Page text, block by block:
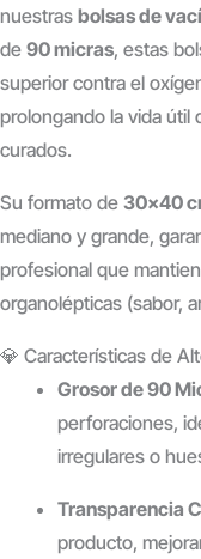
nuestras bolsas de
de 90 micras, estas
superior contra el
prolongando la vida útil
curados.
Su formato de 30×40
mediano y grande,
profesional que
organolépticas (sabor,
💎 Características de
Grosor de 90
perforaciones,
irregulares o
Transparencia
producto,